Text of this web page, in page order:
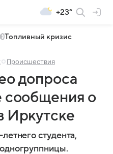
+23°
Топливный кризис
Происшествия
допроса
сообщения о
Иркутске
студента,